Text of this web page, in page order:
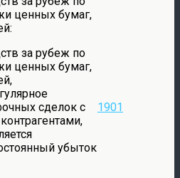
ценных бумаг,
за рубеж по
ценных бумаг,
сделок с
убыток
1901